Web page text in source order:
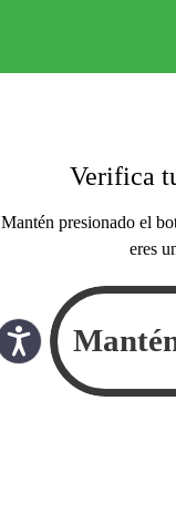
Verifica
Mantén presionado el
eres